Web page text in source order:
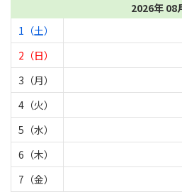
2026年 08
1（土）
2（日）
3（月）
4（火）
5（水）
6（木）
7（金）